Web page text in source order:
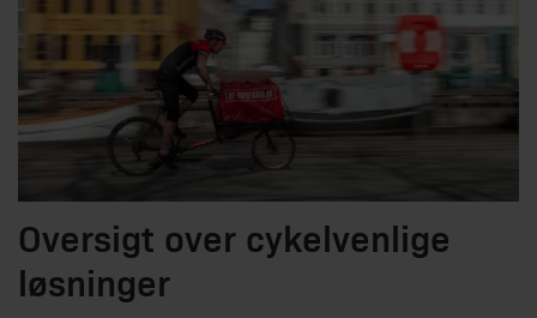
Oversigt over cykelvenlige
løsninger